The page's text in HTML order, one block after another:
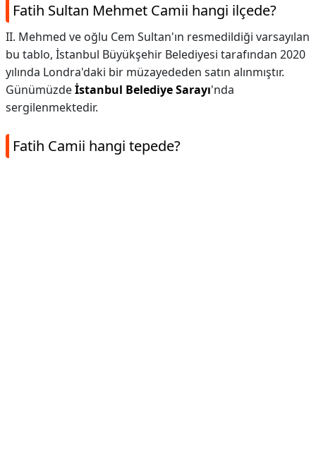
Fatih Sultan Mehmet Camii hangi ilçede?
II. Mehmed ve oğlu Cem Sultan'ın resmedildiği varsayılan
bu tablo, İstanbul Büyükşehir Belediyesi tarafından 2020
yılında Londra'daki bir müzayededen satın alınmıştır.
Günümüzdeİstanbul Belediye Sarayı'nda
sergilenmektedir.
Fatih Camii hangi tepede?